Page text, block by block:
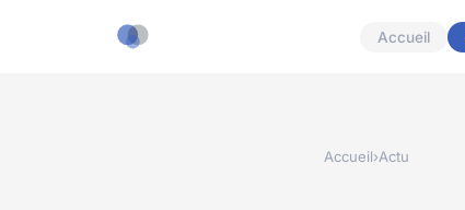
Accueil
Accueil›Actu